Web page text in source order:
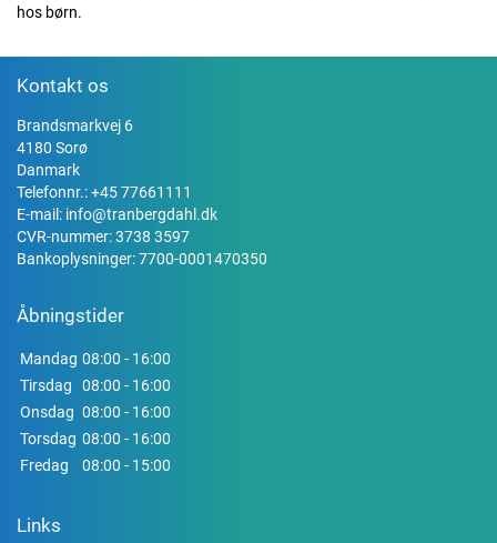
hos børn.
Kontakt os
Brandsmarkvej 6
4180 Sorø
Danmark
Telefonnr.:+45 77661111
E-mail: info@tranbergdahl.dk
CVR-nummer: 3738 3597
Bankoplysninger: 7700-0001470350
Åbningstider
Mandag 08:00 - 16:00
Tirsdag
08:00 - 16:00
Onsdag 08:00 - 16:00
Torsdag 08:00 - 16:00
Fredag
08:00 - 15:00
Links